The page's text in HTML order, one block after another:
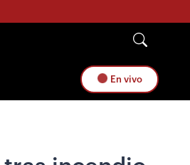
En vivo